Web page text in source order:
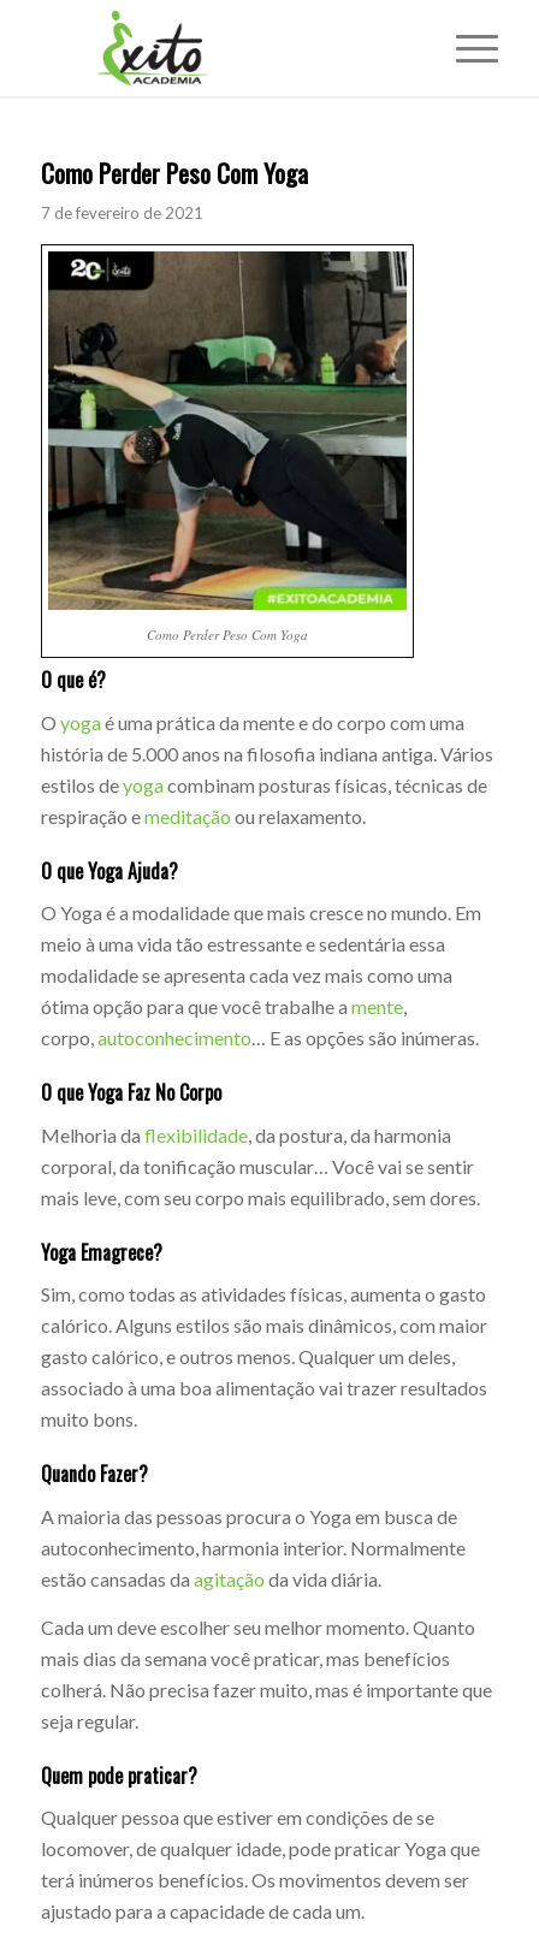
Como Perder Peso Com Yoga
7 de fevereiro de 2021
Como Perder Peso Com Yoga
O que é?
O yogaé uma prática da mente e do corpo com uma
história de 5.000 anos na filosofia indiana antiga. Vários
estilos deyogacombinam posturas físicas, técnicas de
respiração emeditação ou relaxamento.
O que Yoga Ajuda?
O Yoga é a modalidade que mais cresce no mundo. Em
meio à uma vida tão estressante e sedentária essa
modalidade se apresenta cada vez mais como uma
ótima opção para que você trabalhe a mente,
corpo,autoconhecimento… E as opções são inúmeras.
O que Yoga Faz No Corpo
Melhoria da flexibilidade, da postura, da harmonia
corporal, da tonificação muscular… Você vai se sentir
mais leve, com seu corpo mais equilibrado, sem dores.
Yoga Emagrece?
Sim, como todas as atividades físicas, aumenta o gasto
calórico. Alguns estilos são mais dinâmicos, com maior
gasto calórico, e outros menos. Qualquer um deles,
associado à uma boa alimentação vai trazer resultados
muito bons.
Quando Fazer?
A maioria das pessoas procura o Yoga em busca de
autoconhecimento, harmonia interior. Normalmente
estão cansadas da agitação da vida diária.
Cada um deve escolher seu melhor momento. Quanto
mais dias da semana você praticar, mas benefícios
colherá. Não precisa fazer muito, mas é importante que
seja regular.
Quem pode praticar?
Qualquer pessoa que estiver em condições de se
locomover, de qualquer idade, pode praticar Yoga que
terá inúmeros benefícios. Os movimentos devem ser
ajustado para a capacidade de cada um.